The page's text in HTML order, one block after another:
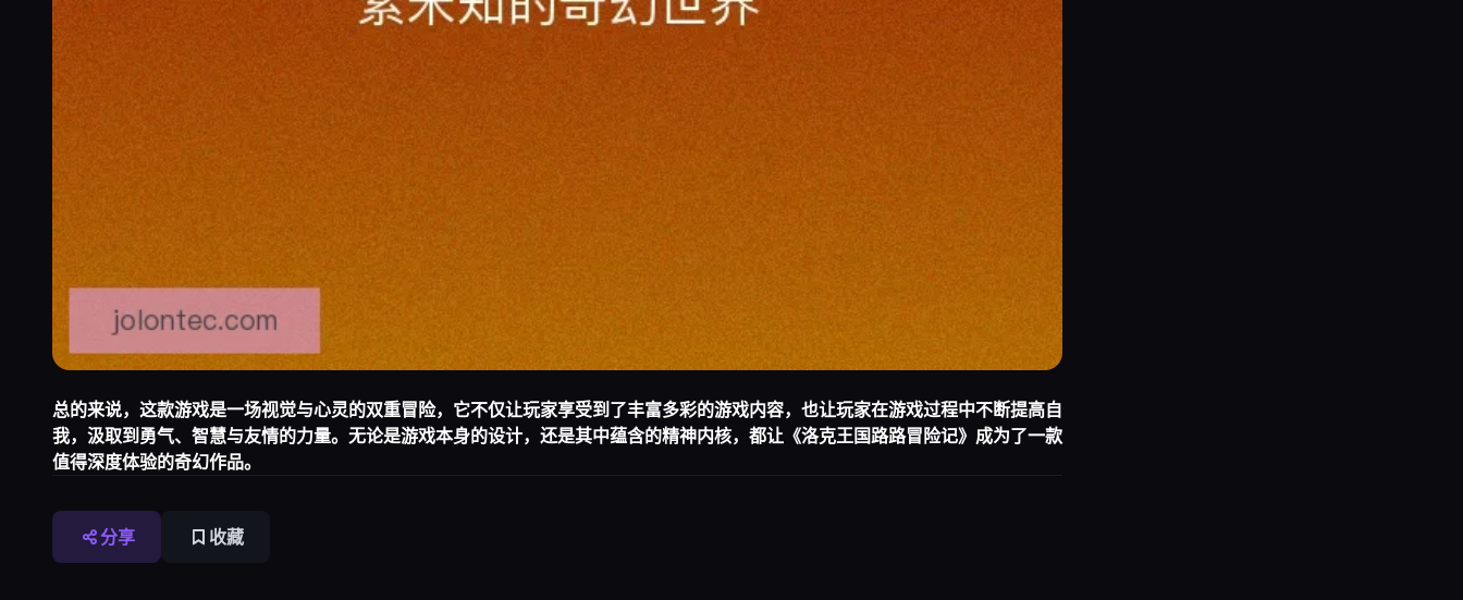
总的来说，这款游戏是一场视觉与心灵的双重冒险，它不仅让玩家享受到了丰富多彩的游戏内容，也让玩家在游戏过程中不断提高自
我，汲取到勇气、智慧与友情的力量。无论是游戏本身的设计，还是其中蕴含的精神内核，都让《洛克王国路路冒险记》成为了一款
值得深度体验的奇幻作品。
分享 收藏